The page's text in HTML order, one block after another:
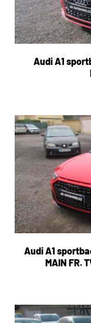
Audi A1
Audi A1
MAIN FR.